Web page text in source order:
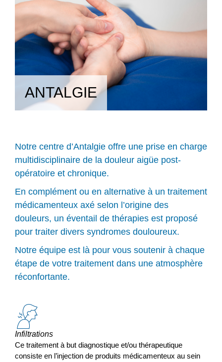
ANTALGIE
Notre centre d’Antalgie offre une prise en charge
multidisciplinaire de la douleur aigüe post-
opératoire et chronique.
En complément ou en alternative à un traitement
médicamenteux axé selon l’origine des
douleurs, un éventail de thérapies est proposé
pour traiter divers syndromes douloureux.
Notre équipe est là pour vous soutenir à chaque
étape de votre traitement dans une atmosphère
réconfortante.
Infiltrations
Ce traitement à but diagnostique et/ou thérapeutique
consiste en l’injection de produits médicamenteux au sein